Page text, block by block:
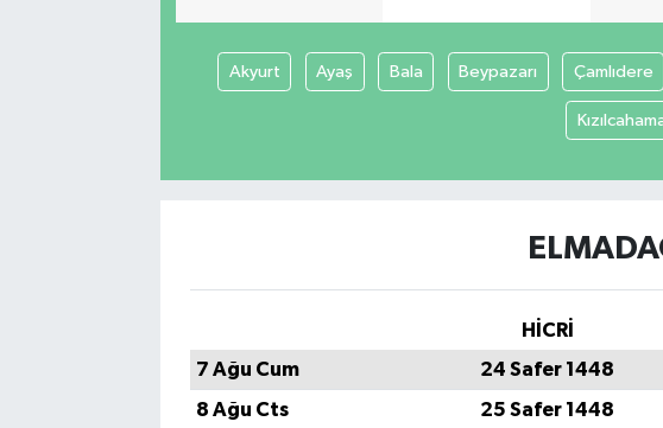
Akyurt Ayaş Bala Beypazarı Çamlıdere
HİCRİ
7 Ağu Cum
24 Safer 1448
8 Ağu Cts
25 Safer 1448